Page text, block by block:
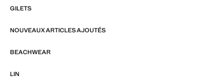
GILETS
NOUVEAUX ARTICLES AJOUTÉS
BEACHWEAR
LIN